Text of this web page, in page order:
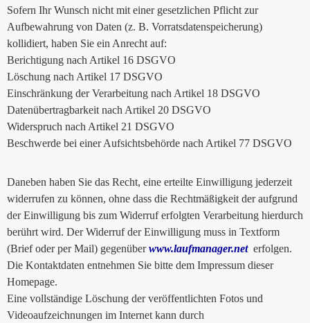
Sofern Ihr Wunsch nicht mit einer gesetzlichen Pflicht zur
Aufbewahrung von Daten (z. B. Vorratsdatenspeicherung)
kollidiert, haben Sie ein Anrecht auf:
Berichtigung nach Artikel 16 DSGVO
Löschung nach Artikel 17 DSGVO
Einschränkung der Verarbeitung nach Artikel 18 DSGVO
Datenübertragbarkeit nach Artikel 20 DSGVO
Widerspruch nach Artikel 21 DSGVO
Beschwerde bei einer Aufsichtsbehörde nach Artikel 77 DSGVO
Daneben haben Sie das Recht, eine erteilte Einwilligung jederzeit
widerrufen zu können, ohne dass die Rechtmäßigkeit der aufgrund
der Einwilligung bis zum Widerruf erfolgten Verarbeitung hierdurch
berührt wird. Der Widerruf der Einwilligung muss in Textform
(Brief oder per Mail) gegenüberwww.laufmanager.neterfolgen.
Die Kontaktdaten entnehmen Sie bitte dem Impressum dieser
Homepage.
Eine vollständige Löschung der veröffentlichten Fotos und
Videoaufzeichnungen im Internet kann durch